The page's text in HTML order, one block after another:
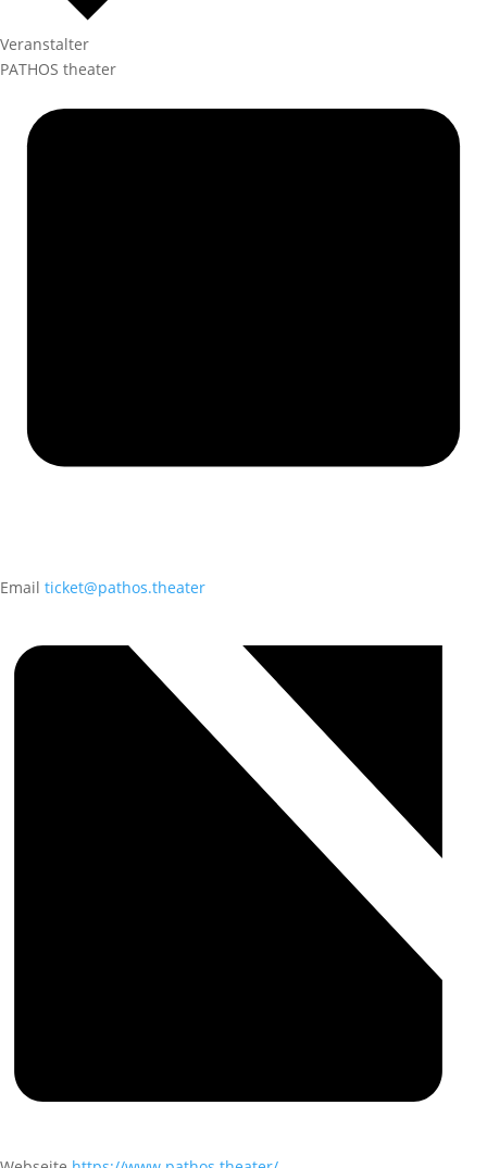
Veranstalter
PATHOS theater
Email ticket@pathos.theater